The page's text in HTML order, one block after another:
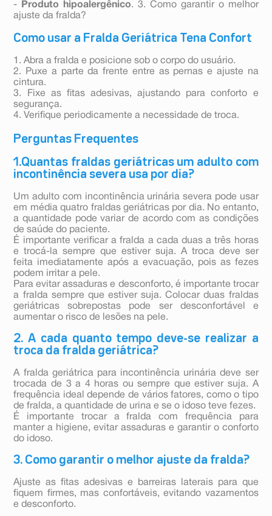
-
Produto hipoalergênico. 3. Como garantir o melhor
ajuste da fralda?
Como usar a Fralda Geriátrica Tena Confort
1. Abra a fralda e posicione sob o corpo do usuário.
2. Puxe a parte da frente entre as pernas e ajuste na
cintura.
3. Fixe as fitas adesivas, ajustando para conforto e
segurança.
4. Verifique periodicamente a necessidade de troca.
Perguntas Frequentes
1.Quantas fraldas geriátricas um adulto com
incontinência severa usa por dia?
Um adulto com incontinência urinária severa pode usar
em média quatro fraldas geriátricas por dia. No entanto,
a quantidade pode variar de acordo com as condições
de saúde do paciente.
É importante verificar a fralda a cada duas a três horas
e trocá-la sempre que estiver suja. A troca deve ser
feita imediatamente após a evacuação, pois as fezes
podem irritar a pele.
Para evitar assaduras e desconforto, é importante trocar
a fralda sempre que estiver suja. Colocar duas fraldas
geriátricas sobrepostas pode ser desconfortável e
aumentar o risco de lesões na pele.
2. A cada quanto tempo deve-se realizar a
troca da fralda geriátrica?
A fralda geriátrica para incontinência urinária deve ser
trocada de 3 a 4 horas ou sempre que estiver suja. A
frequência ideal depende de vários fatores, como o tipo
de fralda, a quantidade de urina e se o idoso teve fezes.
É importante trocar a fralda com frequência para
manter a higiene, evitar assaduras e garantir o conforto
do idoso.
3. Como garantir o melhor ajuste da fralda?
Ajuste as fitas adesivas e barreiras laterais para que
fiquem firmes, mas confortáveis, evitando vazamentos
e desconforto.